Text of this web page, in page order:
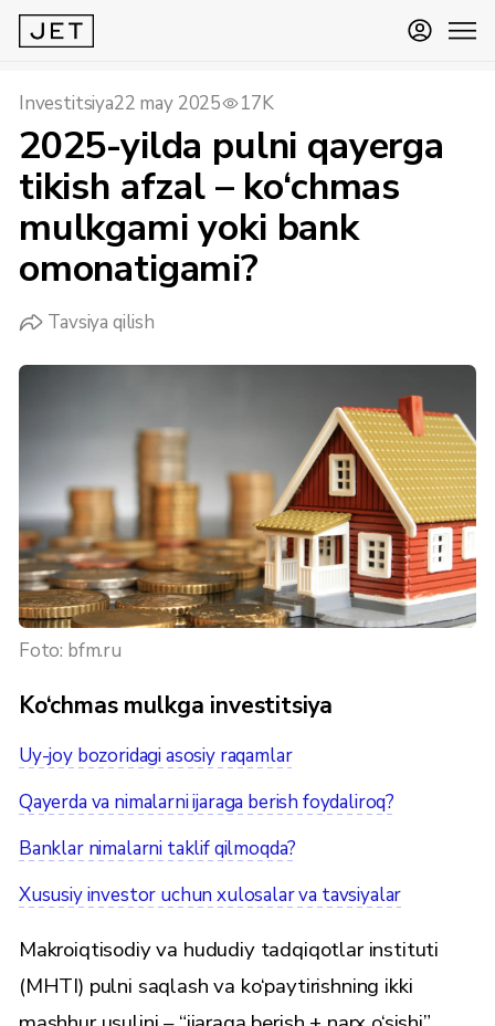
Investitsiya22 may 2025 17K
2025-yilda pulni qayerga
tikish afzal – ko‘chmas
mulkgami yoki bank
omonatigami?
Tavsiya qilish
Foto: bfm.ru
Ko‘chmas mulkga investitsiya
Uy-joy bozoridagi asosiy raqamlar
Qayerda va nimalarni ijaraga berish foydaliroq?
Banklar nimalarni taklif qilmoqda?
Xususiy investor uchun xulosalar va tavsiyalar
Makroiqtisodiy va hududiy tadqiqotlar instituti
(MHTI) pulni saqlash va ko‘paytirishning ikki